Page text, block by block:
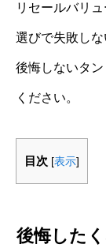
リセールバリ
選びで失敗しな
後悔しないタ
ください。
目次 [表示]
後悔した